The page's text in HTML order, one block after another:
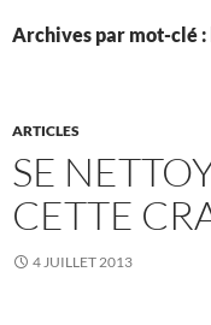
Archives par mot-clé :
ARTICLES
SE
CETTE
4 JUILLET 2013